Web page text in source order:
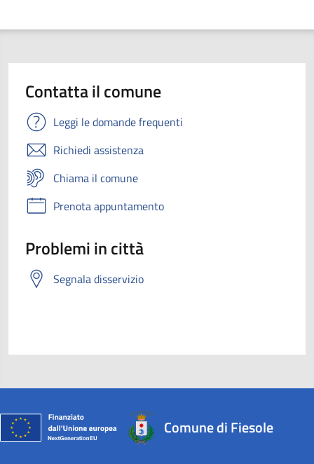
Contatta il comune
Leggi le domande frequenti
Richiedi assistenza
Chiama il comune
Prenota appuntamento
Problemi in città
Segnala disservizio
Comune di Fiesole